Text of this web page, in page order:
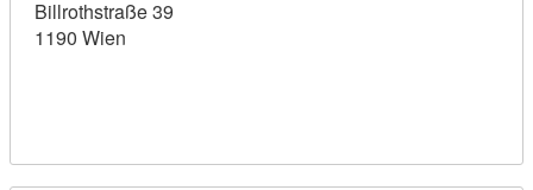
Billrothstraße 39
1190 Wien